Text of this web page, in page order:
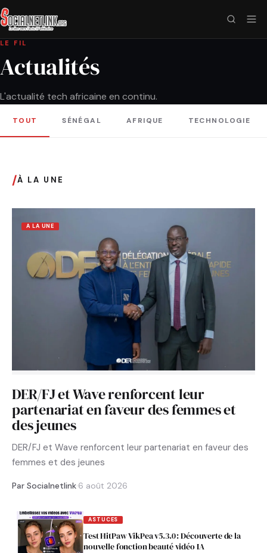
LE FIL
Actualités
L'actualité tech africaine en continu.
TOUT SÉNÉGAL AFRIQUE TECHNOLOGIE
/À LA UNE
A LA UNE
DER/FJ et Wave renforcent leur
partenariat en faveur des femmes et
des jeunes
DER/FJ et Wave renforcent leur partenariat en faveur des
femmes et des jeunes
Par Socialnetlink·6 août 2026
ASTUCES
Test HitPaw VikPea v5.3.0 : Découverte de la
nouvelle fonction beauté vidéo IA